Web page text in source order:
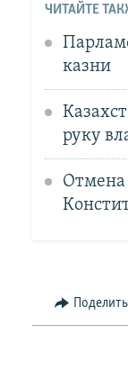
ЧИТАЙТЕ
казни
руку
Отмена